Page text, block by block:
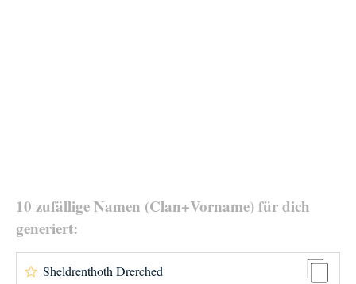
10 zufällige Namen (Clan+Vorname) für dich
generiert:
Sheldrenthoth Drerched